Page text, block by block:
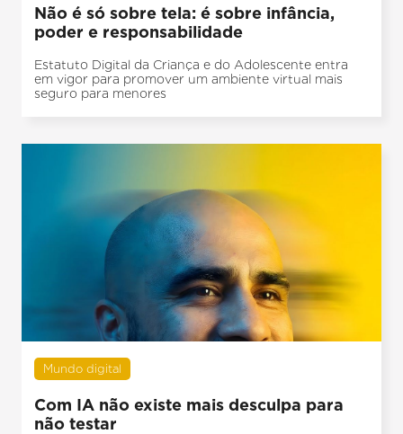
Não é só sobre tela: é sobre infância,
poder e responsabilidade
Estatuto Digital da Criança e do Adolescente entra
em vigor para promover um ambiente virtual mais
seguro para menores
Mundo digital
Com IA não existe mais desculpa para
não testar